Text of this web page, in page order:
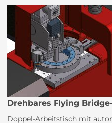
Drehbares Flying
Doppel-Arbeitstisch mit